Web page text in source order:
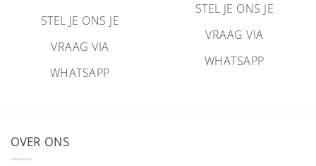
STEL JE ONS JE
VRAAG VIA
WHATSAPP
STEL JE ONS JE
VRAAG VIA
WHATSAPP
OVER ONS